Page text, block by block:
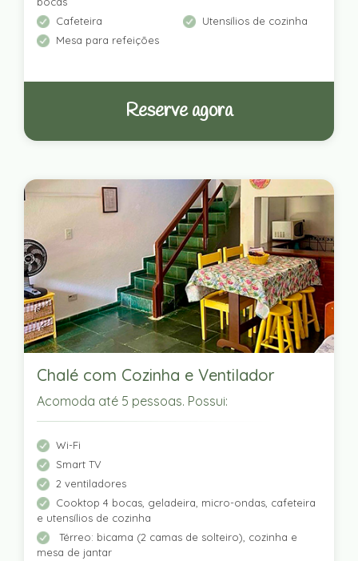
Cafeteira
Utensílios de cozinha
Mesa para refeições
Reserve agora
Chalé com Cozinha e Ventilador
Acomoda até 5 pessoas. Possui:
Wi-Fi
Smart TV
2 ventiladores
Cooktop 4 bocas, geladeira, micro-ondas, cafeteira
e utensílios de cozinha
Térreo: bicama (2 camas de solteiro), cozinha e
mesa de jantar